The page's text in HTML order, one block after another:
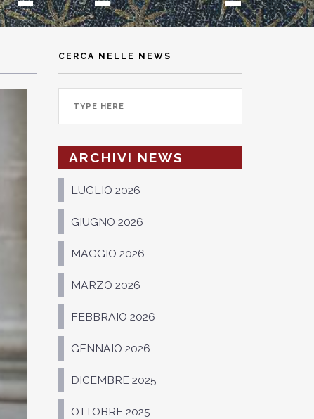
CERCA NELLE NEWS
ARCHIVI NEWS
LUGLIO 2026
GIUGNO 2026
MAGGIO 2026
MARZO 2026
FEBBRAIO 2026
GENNAIO 2026
DICEMBRE 2025
OTTOBRE 2025